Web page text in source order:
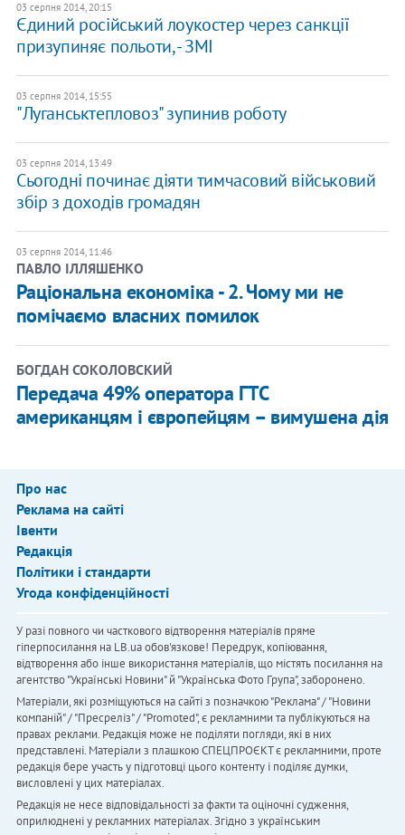
03 серпня 2014, 20:15
Єдиний російський лоукостер через санкції
призупиняє польоти, - ЗМІ
03 серпня 2014, 15:55
"Луганськтепловоз" зупинив роботу
03 серпня 2014, 13:49
Сьогодні починає діяти тимчасовий військовий
збір з доходів громадян
03 серпня 2014, 11:46
ПАВЛО ІЛЛЯШЕНКО
Раціональна економіка - 2. Чому ми не
помічаємо власних помилок
БОГДАН СОКОЛОВСКИЙ
Передача 49% оператора ГТС
американцям і європейцям – вимушена дія
Про нас
Реклама на сайті
Івенти
Редакція
Політики і стандарти
Угода конфіденційності
У разі повного чи часткового відтворення матеріалів пряме
гіперпосилання на LB.ua обов'язкове! Передрук, копіювання,
відтворення або інше використання матеріалів, що містять посилання на
агентство "Українськi Новини" й "Українська Фото Група", заборонено.
Матеріали, які розміщуються на сайті з позначкою "Реклама" / "Новини
компаній" / "Пресреліз" / "Promoted", є рекламними та публікуються на
правах реклами. Редакція може не поділяти погляди, які в них
представлені. Матеріали з плашкою СПЕЦПРОЄКТ є рекламними, проте
редакція бере участь у підготовці цього контенту і поділяє думки,
висловлені у цих матеріалах.
Редакція не несе відповідальності за факти та оціночні судження,
оприлюднені у рекламних матеріалах. Згідно з українським